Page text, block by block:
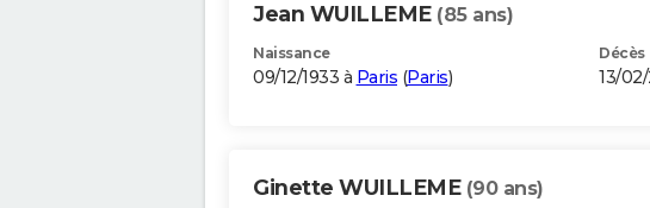
Jean WUILLEME (85 ans)
Naissance
09/12/1933 à Paris (Paris)
Décès
13/
Ginette WUILLEME (90 ans)